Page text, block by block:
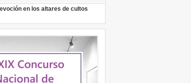
en los altares de cultos